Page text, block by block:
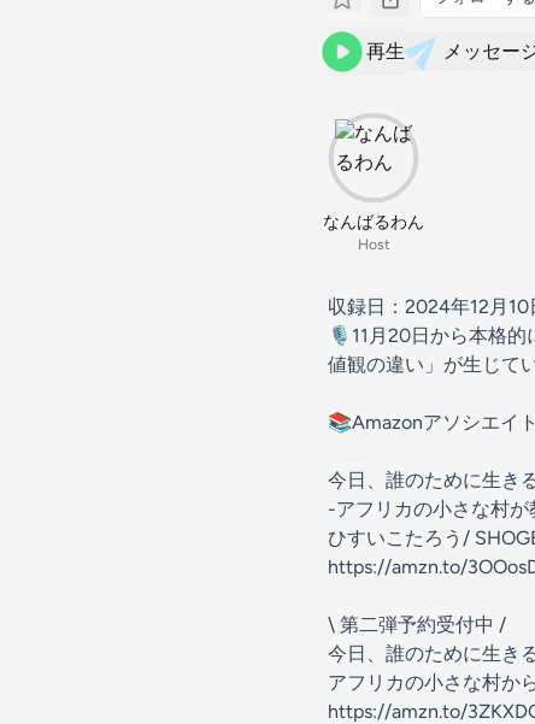
再生 メッセー
なんばるわん
Host
収録日：2024年12月10
🎙️11月20日から本格的
値観の違い」が生じて
📚Amazonアソシエイ
今日、誰のために生き
-アフリカの小さな村
ひすいこたろう/
https://amzn.to/
\ 第二弾予約受付中 /
今日、誰のために生き
アフリカの小さな村か
https://amzn.to/